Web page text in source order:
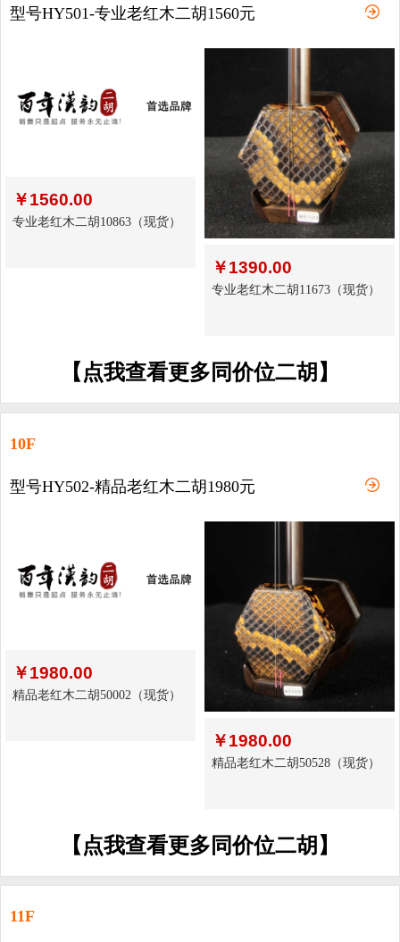
型号HY501-专业老红木二胡1560元
￥1560.00
专业老红木二胡10863（现货）
￥1390.00
专业老红木二胡11673（现货）
【点我查看更多同价位二胡】
10F
型号HY502-精品老红木二胡1980元
￥1980.00
精品老红木二胡50002（现货）
￥1980.00
精品老红木二胡50528（现货）
【点我查看更多同价位二胡】
11F